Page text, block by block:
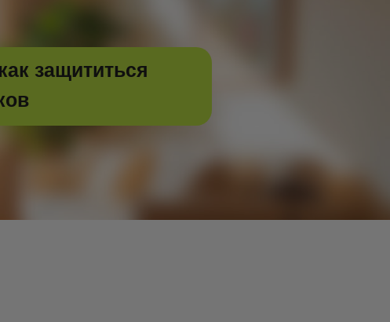
защититься